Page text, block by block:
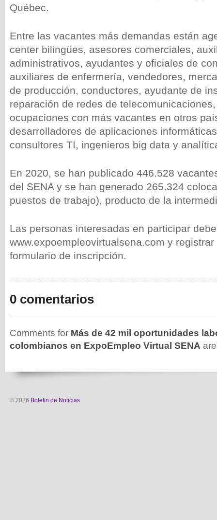
Québec.
Entre las vacantes más demandas están
center bilingües, asesores comerciales,
administrativos, ayudantes y oficiales de
auxiliares de enfermería, vendedores,
de producción, conductores, ayudante de
reparación de redes de
ocupaciones con más vacantes en otros
desarrolladores de aplicaciones
consultores TI, ingenieros big data y
En 2020, se han publicado 446.528
del SENA y se han generado 265.324
puestos de trabajo), producto de la
Las personas interesadas en participar
www.expoempleovirtualsena.com y
formulario de inscripción.
0 comentarios
Comments for Más de 42 mil oportunidades
colombianos en ExpoEmpleo Virtual SENA
© 2026 Boletin de Noticias.